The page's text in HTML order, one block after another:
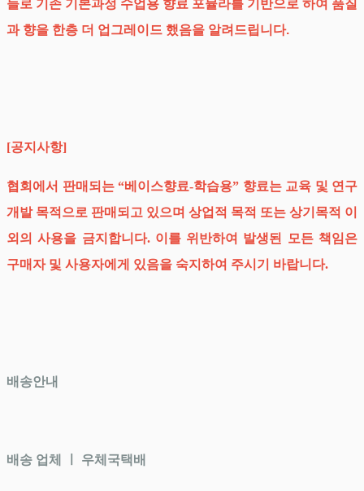
들로 기존 기본과정 수업용 향료 포뮬라를 기반으로 하여 품질
과 향을 한층 더 업그레이드 했음을 알려드립니다.
[공지사항]
협회에서 판매되는 “베이스향료-학습용” 향료는 교육 및 연구
개발 목적으로 판매되고 있으며 상업적 목적 또는 상기목적 이
외의 사용을 금지합니다. 이를 위반하여 발생된 모든 책임은
구매자 및 사용자에게 있음을 숙지하여 주시기 바랍니다.
배송안내
배송 업체 ㅣ 우체국택배